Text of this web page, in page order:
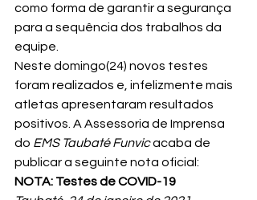
como forma de garantir a segurança
para a sequência dos trabalhos da
equipe.
Neste domingo(24) novos testes
foram realizados e, infelizmente mais
atletas apresentaram resultados
positivos. A Assessoria de Imprensa
do EMS Taubaté Funvic acaba de
publicar a seguinte nota oficial:
NOTA: Testes de COVID-19